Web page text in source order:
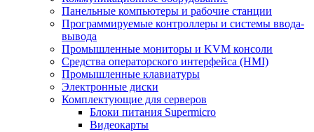
Панельные компьютеры и рабочие станции
Программируемые контроллеры и системы ввода-
вывода
Промышленные мониторы и KVM консоли
Средства операторского интерфейса (HMI)
Промышленные клавиатуры
Электронные диски
Комплектующие для серверов
Блоки питания Supermicro
Видеокарты